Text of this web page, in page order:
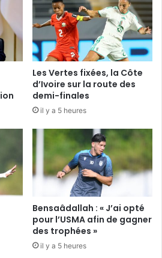
Les Vertes fixées, la Côte
d’Ivoire sur la route des
demi-finales
il y a 5 heures
Bensaâdallah : « J’ai opté
pour l’USMA afin de gagner
des trophées »
il y a 5 heures